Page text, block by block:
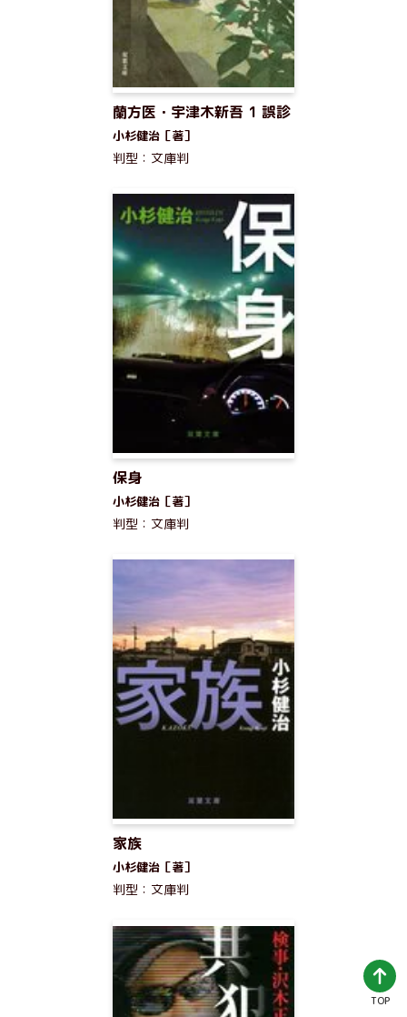
蘭方医・宇津木新吾 1 誤診
小杉健治［著］
判型：文庫判
保身
小杉健治［著］
判型：文庫判
家族
小杉健治［著］
判型：文庫判
TOP